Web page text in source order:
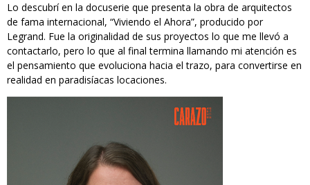
Lo descubrí en la docuserie que presenta la obra de arquitectos
de fama internacional, “Viviendo el Ahora”, producido por
Legrand. Fue la originalidad de sus proyectos lo que me llevó a
contactarlo, pero lo que al final termina llamando mi atención es
el pensamiento que evoluciona hacia el trazo, para convertirse en
realidad en paradisíacas locaciones.